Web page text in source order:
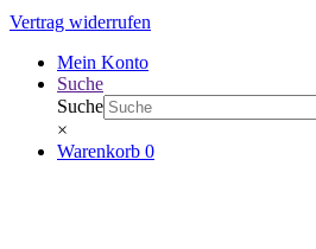
Vertrag widerrufen
Mein Konto
Suche
Suche
×
Warenkorb 0